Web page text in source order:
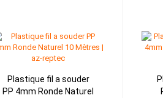
Plastique fil a souder
PP 4mm Ronde Naturel